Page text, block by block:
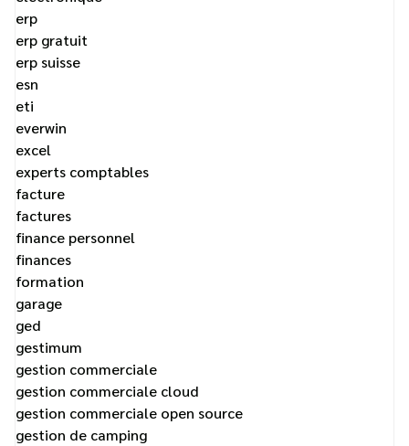
erp
erp gratuit
erp suisse
esn
eti
everwin
excel
experts comptables
facture
factures
finance personnel
finances
formation
garage
ged
gestimum
gestion commerciale
gestion commerciale cloud
gestion commerciale open source
gestion de camping